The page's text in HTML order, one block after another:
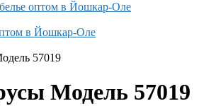
оптом в Йошкар-Оле
в Йошкар-Оле
57019
Модель 57019